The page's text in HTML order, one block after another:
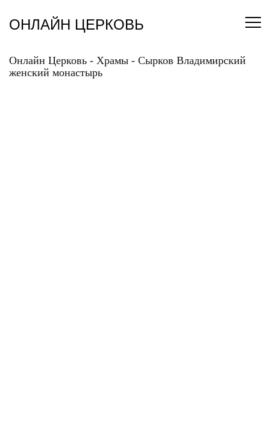
содержанию
ОНЛАЙН ЦЕРКОВЬ
Онлайн Церковь - Храмы - Сырков Владимирский
женский монастырь